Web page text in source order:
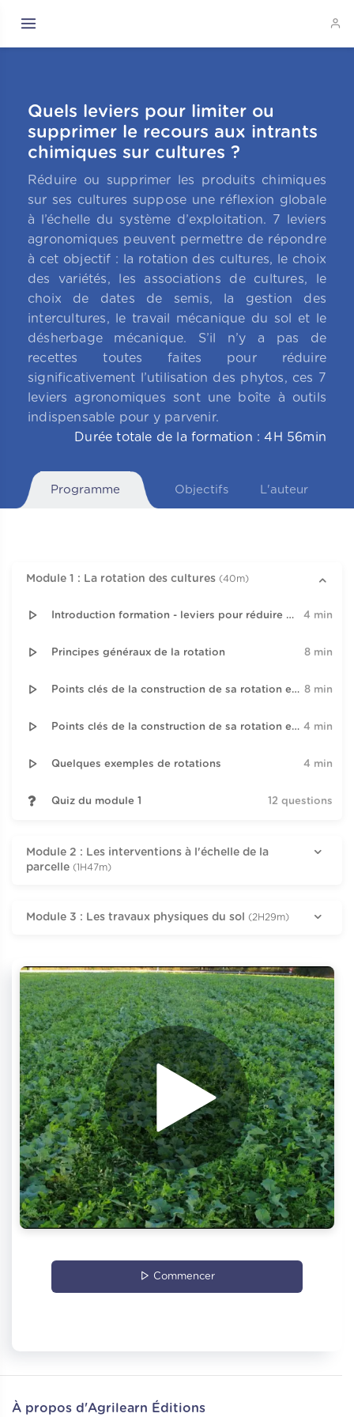
Quels leviers pour limiter ou
supprimer le recours aux intrants
chimiques sur cultures ?
Réduire ou supprimer les produits chimiques
sur ses cultures suppose une réflexion globale
à l’échelle du système d’exploitation. 7 leviers
agronomiques peuvent permettre de répondre
à cet objectif : la rotation des cultures, le choix
des variétés, les associations de cultures, le
choix de dates de semis, la gestion des
intercultures, le travail mécanique du sol et le
désherbage mécanique. S’il n’y a pas de
recettes toutes faites pour réduire
significativement l’utilisation des phytos, ces 7
leviers agronomiques sont une boîte à outils
indispensable pour y parvenir.
Durée totale de la formation : 4H 56min
Programme Objectifs L'auteur
Module 1 : La rotation des cultures (40m)
Introduction formation - leviers pour réduire ou supprimer les intrants sur cultures 4 min
Principes généraux de la rotation 8 min
Points clés de la construction de sa rotation en système céréalier 8 min
Points clés de la construction de sa rotation en système polycultures-élevage 4 min
Quelques exemples de rotations 4 min
Quiz du module 1 12 questions
Module 2 : Les interventions à l'échelle de la
parcelle (1H47m)
Module 3 : Les travaux physiques du sol (2H29m)
Commencer
À propos d'Agrilearn Éditions